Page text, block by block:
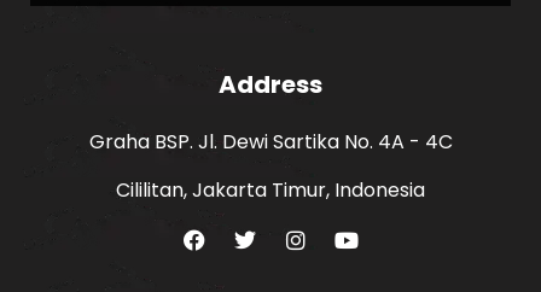
Address
Graha BSP. Jl. Dewi Sartika No. 4A - 4C
Cililitan, Jakarta Timur, Indonesia